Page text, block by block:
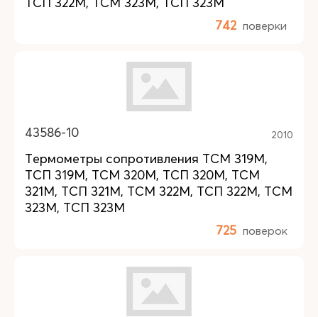
742 поверки
43586-10 2010
Термометры сопротивления ТСМ 319М,
ТСП 319М, ТСМ 320М, ТСП 320М, ТСМ
321М, ТСП 321М, ТСМ 322М, ТСП 322М, ТСМ
323М, ТСП 323М
725 поверок